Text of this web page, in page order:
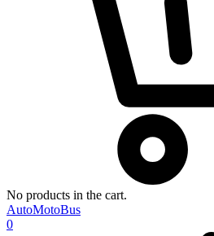
No products in the cart.
AutoMotoBus
0